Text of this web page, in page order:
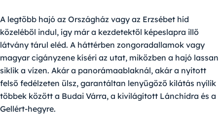
A legtöbb hajó az Országház vagy az Erzsébet híd
közeléből indul, így már a kezdetektől képeslapra illő
látvány tárul eléd. A háttérben zongoradallamok vagy
magyar cigányzene kíséri az utat, miközben a hajó lassan
siklik a vízen. Akár a panorámaablaknál, akár a nyitott
felső fedélzeten ülsz, garantáltan lenyűgöző kilátás nyílik
többek között a Budai Várra, a kivilágított Lánchídra és a
Gellért-hegyre.